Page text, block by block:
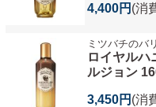
4,400円 (消
ミツバチのバ
ロイヤルハ
ルジョン
3,450円 (消